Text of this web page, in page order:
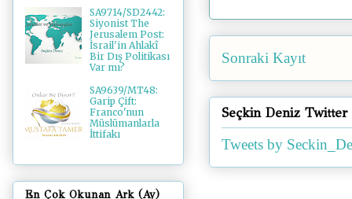
Sonraki Kayıt
Seçkin Deniz Twitter
Tweets by
SA9714/SD2442:
Siyonist The
Jerusalem Post:
İsrail'in Ahlakî
Bir Dış Politikası
Var mı?
SA9639/MT48:
Garip Çift:
Franco'nun
Müslümanlarla
İttifakı
En Çok Okunan Ark (Ay)